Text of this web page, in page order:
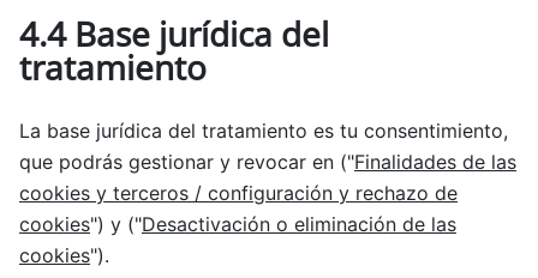
4.4 Base jurídica del
tratamiento
La base jurídica del tratamiento es tu consentimiento,
que podrás gestionar y revocar en ("Finalidades de las
cookies y terceros / configuración y rechazo de
cookies") y ("Desactivación o eliminación de las
cookies").